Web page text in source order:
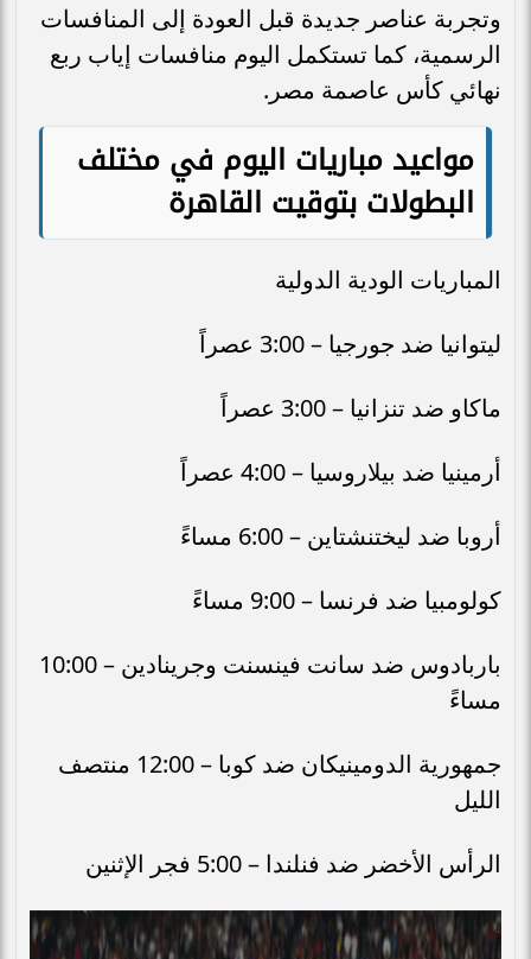
وتجربة عناصر جديدة قبل العودة إلى المنافسات
الرسمية، كما تستكمل اليوم منافسات إياب ربع
نهائي كأس عاصمة مصر.
مواعيد مباريات اليوم في مختلف
البطولات بتوقيت القاهرة
المباريات الودية الدولية
ليتوانيا ضد جورجيا – 3:00 عصراً
ماكاو ضد تنزانيا – 3:00 عصراً
أرمينيا ضد بيلاروسيا – 4:00 عصراً
أروبا ضد ليختنشتاين – 6:00 مساءً
كولومبيا ضد فرنسا – 9:00 مساءً
باربادوس ضد سانت فينسنت وجرينادين – 10:00
مساءً
جمهورية الدومينيكان ضد كوبا – 12:00 منتصف
الليل
الرأس الأخضر ضد فنلندا – 5:00 فجر الإثنين